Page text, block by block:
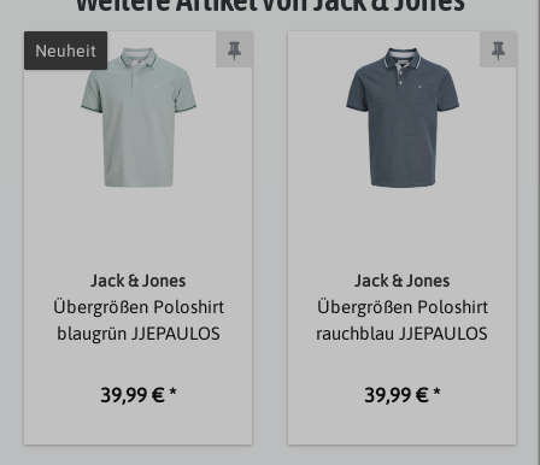
Neuheit
Jack & Jones
Übergrößen Poloshirt
blaugrün JJEPAULOS
39,99 € *
Jack & Jones
Übergrößen Poloshirt
rauchblau JJEPAULOS
39,99 € *